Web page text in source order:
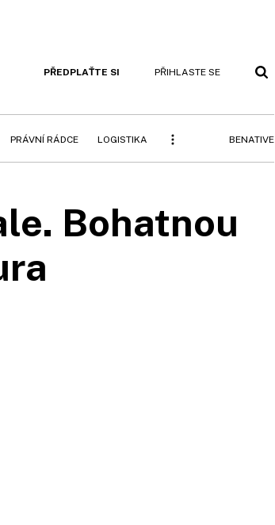
PŘEDPLAŤTE SI PŘIHLASTE SE
PRÁVNÍ RÁDCE LOGISTIKA BENATIVE
Bohatnou